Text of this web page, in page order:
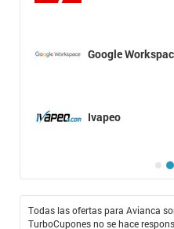
Google
Ivapeo
Todas las ofertas para Avianca
TurboCupones no se hace